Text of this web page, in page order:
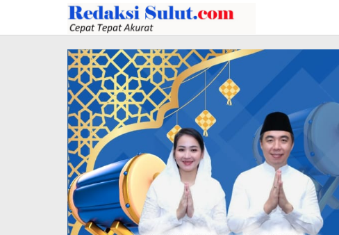
konten